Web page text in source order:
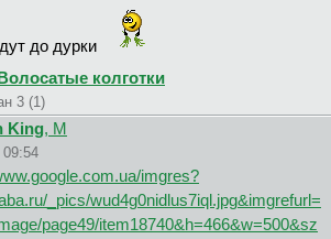
до дурки
Волосатые колготки
3 (1)
King, М
09:54
imgres?
_pics/wud4g0nidlus7iql.jpg&imgrefurl=
page49/item18740&h=466&w=500&sz